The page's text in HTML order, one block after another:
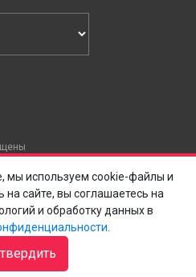
мы используем cookie-файлы и
сайте, вы соглашаетесь на
и обработку данных в